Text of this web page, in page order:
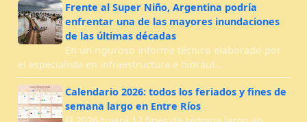
Frente al Super Niño, Argentina podría
enfrentar una de las mayores inundaciones
de las últimas décadas
En un riguroso informe técnico elaborado por
el especialista en infraestructura e hidrául…
Calendario 2026: todos los feriados y fines de
semana largo en Entre Ríos